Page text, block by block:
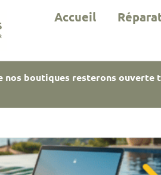
Accueil
boutiques resterons ouverte